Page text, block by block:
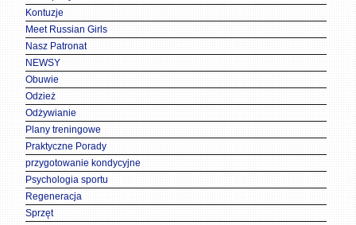
Kontuzje
Meet Russian Girls
Nasz Patronat
NEWSY
Obuwie
Odzież
Odżywianie
Plany treningowe
Praktyczne Porady
przygotowanie kondycyjne
Psychologia sportu
Regeneracja
Sprzęt